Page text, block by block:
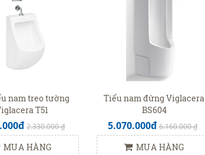
nam treo tường
T51
2.330.000 ₫
MUA HÀNG
Tiểu nam đứng Viglacera
BS604
5.070.000đ 6.160.000 ₫
MUA HÀNG